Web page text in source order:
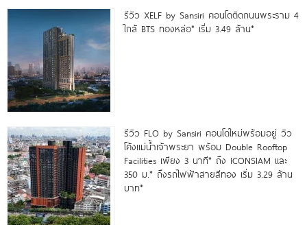
รีวิว XELF by Sansiri คอนโดติดถนนพระราม 4
ใกล้ BTS ทองหล่อ* เริ่ม 3.49 ล้าน*
รีวิว FLO by Sansiri คอนโดใหม่พร้อมอยู่ วิว
โค้งแม่น้ำเจ้าพระยา พร้อม Double Rooftop
Facilities เพียง 3 นาที* ถึง ICONSIAM และ
350 ม.* ถึงรถไฟฟ้าสายสีทอง เริ่ม 3.29 ล้าน
บาท*